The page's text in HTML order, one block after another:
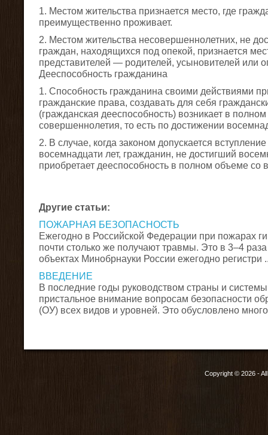
1. Местом жительства признается место, где
преимущественно проживает.
2. Местом жительства несовершеннолетних, не
граждан, находящихся под опекой, признается
представителей — родителей, усыновителей или
Дееспособность гражданина
1. Способность гражданина своими действиями
гражданские права, создавать для себя
(гражданская дееспособность) возникает в
совершеннолетия, то есть по достижении
2. В случае, когда законом допускается
восемнадцати лет, гражданин, не достигший
приобретает дееспособность в полном объеме со
Другие статьи:
ПОЖАРНАЯ БЕЗОПАСНОСТЬ
Ежегодно в Российской Федерации при пожарах
почти столько же получают травмы. Это в 3–4
объектах Минобрнауки России ежегодно регистри
ВВЕДЕНИЕ
В последние годы руководством страны и
пристальное внимание вопросам безопасности
(ОУ) всех видов и уровней. Это обусловлено
Copyright © 2026 -